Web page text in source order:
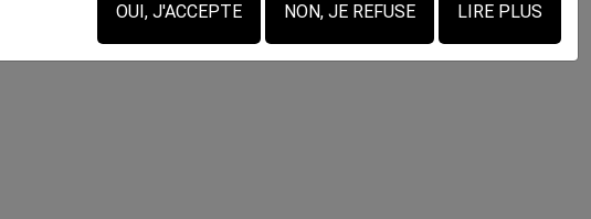
OUI, J'ACCEPTE NON, JE REFUSE LIRE PLUS